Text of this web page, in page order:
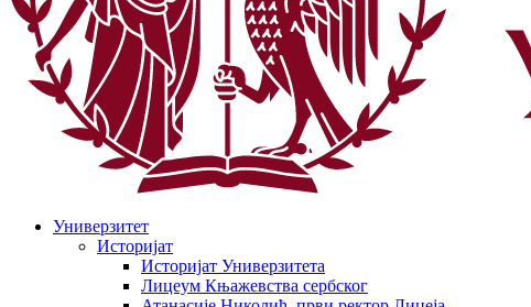
Универзитет
Историјат
Историјат Универзитета
Лицеум Књажевства сербског